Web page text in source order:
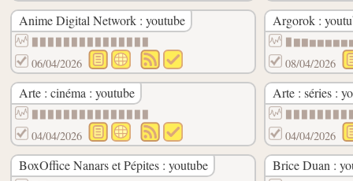
Anime Digital Network : youtube
06/04/2026
Argorok :
08/04/2026
Arte : cinéma : youtube
04/04/2026
Arte : séries :
04/04/2026
BoxOffice Nanars et Pépites : youtube Brice Duan :